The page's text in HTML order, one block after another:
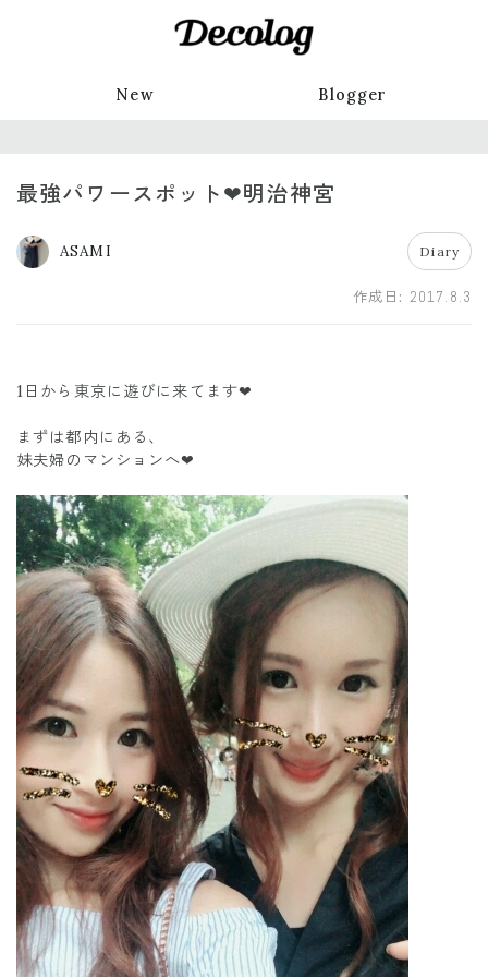
New Blogger
最強パワースポット❤明治神宮
ASAMI Diary
作成日: 2017.8.3
1日から東京に遊びに来てます❤
まずは都内にある、
妹夫婦のマンションへ❤